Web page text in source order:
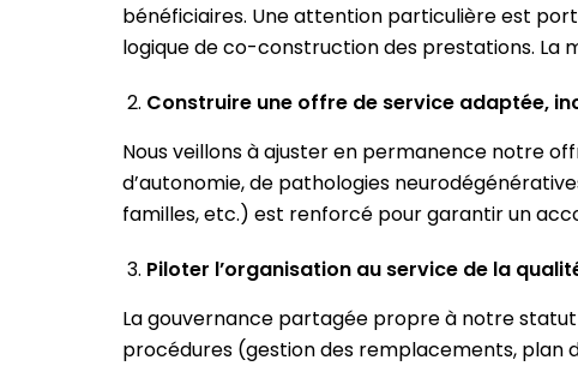
bénéficiaires. Une attention particulière est
logique de co-construction des prestations. La
Construire une offre de service adaptée,
Nous veillons à ajuster en permanence notre
d’autonomie, de pathologies
familles, etc.) est renforcé pour garantir un
Piloter l’organisation au service de la
La gouvernance partagée propre à notre statut
procédures (gestion des remplacements, plan